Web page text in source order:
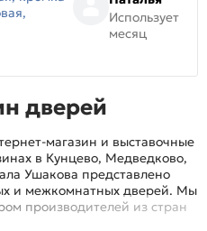
Использует
месяц
дверей
магазин и выставочные
в Кунцево, Медведково,
Ушакова представлено
и межкомнатных дверей. Мы
производителей из стран